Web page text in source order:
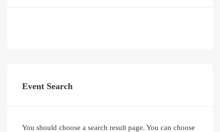
Event Search
You should choose a search result page. You can choose